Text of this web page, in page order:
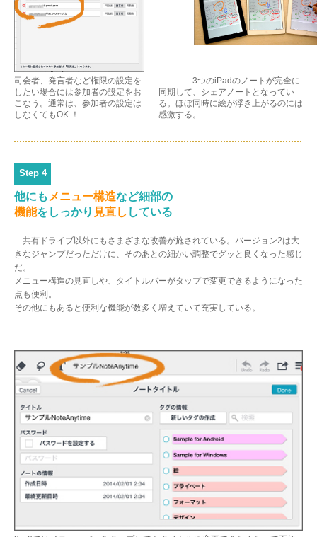
司会者、発言者など権限の設定を
したい場合には参加者の設定をお
こなう。通常は、参加者の設定は
しなくてもOK ！
3つのiPadのノートが完全に
同期して、シェアノートとなってい
る。ほぼ同時に絵が浮き上がるのには
感激する。
Step 4
他にも メニュー構造など細部の
機能をしっかり 見直し している
共有ドライブ以外にもさまざまな改善が施されている。バージョン2は大
きなジャンプだっただけに、そのあとの細かい調整でグッと良くなった感じ
だ。
メニュー構造の見直しや、タイトルバーがタップで変更できるようになった
点も便利。
その他にもあると便利な機能が数多く増えていて充実している。